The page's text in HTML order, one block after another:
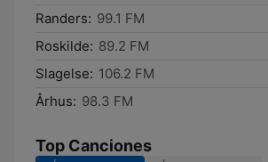
Randers: 99.1 FM
Roskilde: 89.2 FM
Slagelse: 106.2 FM
Århus: 98.3 FM
Top Canciones